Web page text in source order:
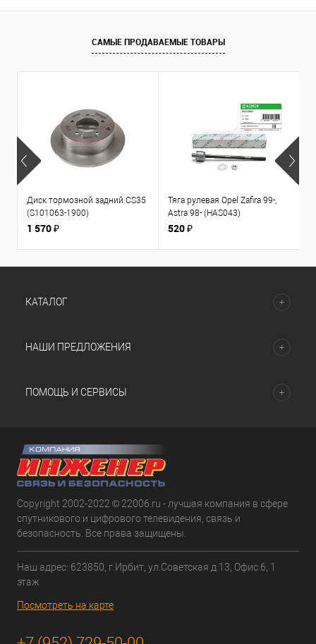
САМЫЕ ПРОДАВАЕМЫЕ ТОВАРЫ
Диск тормозной задний CS35
(S101063-1900)
1 570 ₽
Тяга рулевая Opel Zafira 99-,
Astra 98- (HAS043)
520 ₽
КАТАЛОГ
НАШИ ПРЕДЛОЖЕНИЯ
ПОМОЩЬ И СЕРВИСЫ
Copyright 2002-2022 © 22006.ru - лучшая компания в сфере
спутникового и цифрового телевидения, связь и
безопасность. Все права защищены.
Наш адрес: 623850, г.Ирбит, ул.Советская д.13, Офис 6, 1
этаж
Посмотреть на карте